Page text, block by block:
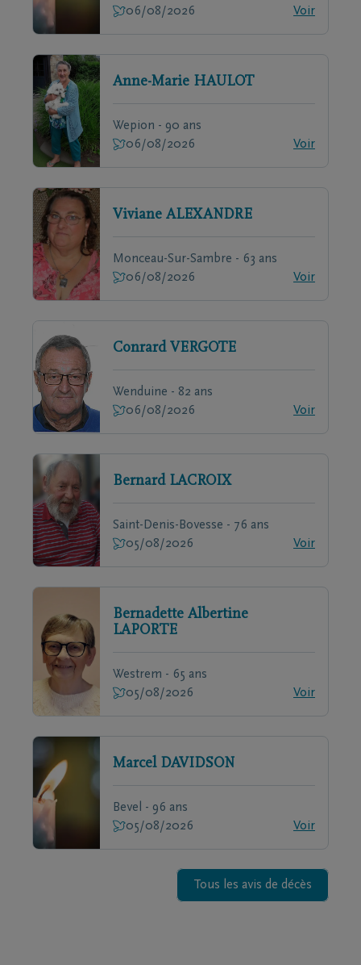
06/08/2026
Voir
Anne-Marie HAULOT
Wepion - 90 ans
06/08/2026
Voir
Viviane ALEXANDRE
Monceau-Sur-Sambre - 63 ans
06/08/2026
Voir
Conrard VERGOTE
Wenduine - 82 ans
06/08/2026
Voir
Bernard LACROIX
Saint-Denis-Bovesse - 76 ans
05/08/2026
Voir
Bernadette Albertine
LAPORTE
Westrem - 65 ans
05/08/2026
Voir
Marcel DAVIDSON
Bevel - 96 ans
05/08/2026
Voir
Tous les avis de décès